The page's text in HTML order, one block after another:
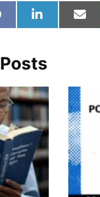
F
a
b
o
k
Compartir
en
L
i
e
d
n
en
E
m